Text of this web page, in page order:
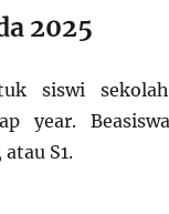
2025
siswi
year.
S1.